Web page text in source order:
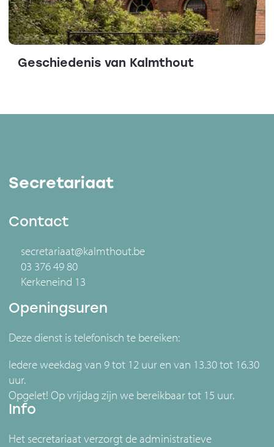
Geschiedenis van Kalmthout
Secretariaat
Contact
secretariaat@kalmthout.be
03 376 49 80
Kerkeneind 13
Openingsuren
Deze dienst is telefonisch te bereiken:
Iedere weekdag van 9 tot 12 uur en van 13.30 tot 16.30
uur.
Opgelet! Op vrijdag zijn we bereikbaar tot 15 uur.
Info
Het secretariaat verzorgt de administratieve